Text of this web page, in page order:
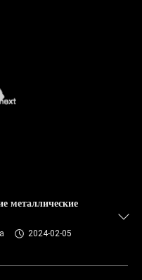
металлические
2024-02-05